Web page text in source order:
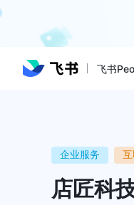
飞书
企业服务 互
店匠科